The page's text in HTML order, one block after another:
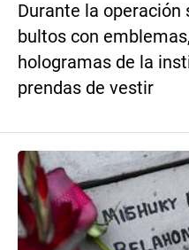
Durante la operación
bultos con
hologramas de la
prendas de vestir